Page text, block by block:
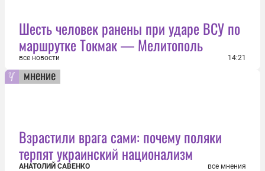
Шесть человек ранены при ударе ВСУ по
маршрутке Токмак — Мелитополь
все новости 14:21
мнение
Взрастили врага сами: почему поляки
терпят украинский национализм
АНАТОЛИЙ САВЕНКО все мнения